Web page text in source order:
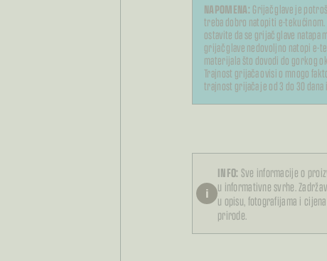
NAPOMENA: Grijač glave je
treba dobro natopiti e-
ostavite da se grijač glave
grijač glave nedovoljno natopi e-
materijala što dovodi do gorkog
Trajnost grijača ovisi o mnogo
trajnost grijača je od 3 do 30
i
INFO: Sve informacije o
u informativne svrhe.
u opisu, fotografijama i
prirode.